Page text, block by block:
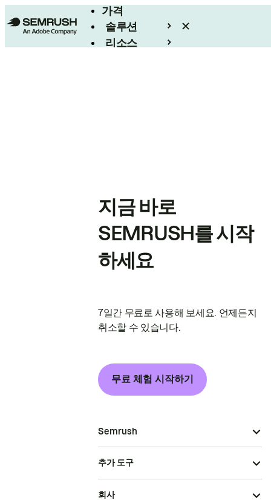
가격
솔루션
리소스
지금 바로
SEMRUSH를 시작
하세요
7일간 무료로 사용해 보세요. 언제든지
취소할 수 있습니다.
무료 체험 시작하기
Semrush
추가 도구
회사